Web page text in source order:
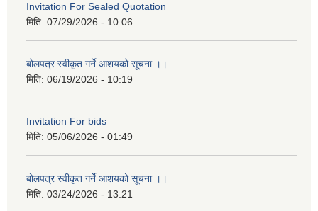
Invitation For Sealed Quotation
मिति: 07/29/2026 - 10:06
बोलपत्र स्वीकृत गर्ने आशयको सूचना ।।
मिति: 06/19/2026 - 10:19
Invitation For bids
मिति: 05/06/2026 - 01:49
बोलपत्र स्वीकृत गर्ने आशयको सूचना ।।
मिति: 03/24/2026 - 13:21